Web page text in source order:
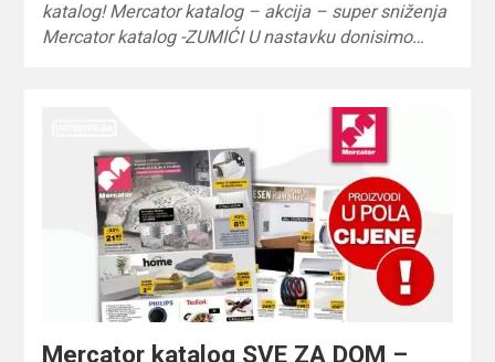
katalog! Mercator katalog – akcija – super sniženja
Mercator katalog -ZUMIĆI U nastavku donisimo…
Mercator katalog SVE ZA DOM –